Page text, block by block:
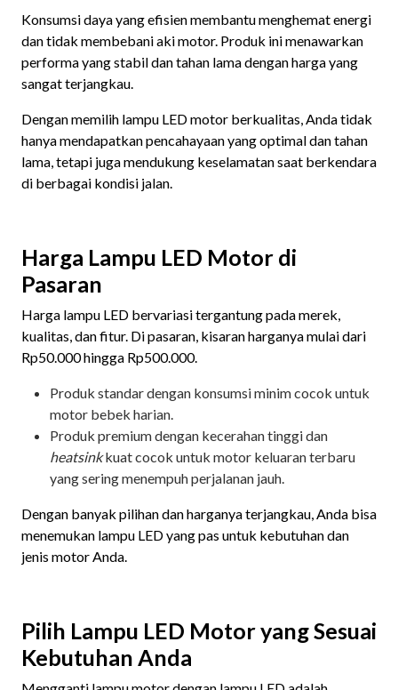
Konsumsi daya yang efisien membantu menghemat energi
dan tidak membebani aki motor. Produk ini menawarkan
performa yang stabil dan tahan lama dengan harga yang
sangat terjangkau.
Dengan memilih lampu LED motor berkualitas, Anda tidak
hanya mendapatkan pencahayaan yang optimal dan tahan
lama, tetapi juga mendukung keselamatan saat berkendara
di berbagai kondisi jalan.
Harga Lampu LED Motor di
Pasaran
Harga lampu LED bervariasi tergantung pada merek,
kualitas, dan fitur. Di pasaran, kisaran harganya mulai dari
Rp50.000 hingga Rp500.000.
Produk standar dengan konsumsi minim cocok untuk
motor bebek harian.
Produk premium dengan kecerahan tinggi dan
heatsinkkuat cocok untuk motor keluaran terbaru
yang sering menempuh perjalanan jauh.
Dengan banyak pilihan dan harganya terjangkau, Anda bisa
menemukan lampu LED yang pas untuk kebutuhan dan
jenis motor Anda.
Pilih Lampu LED Motor yang Sesuai
Kebutuhan Anda